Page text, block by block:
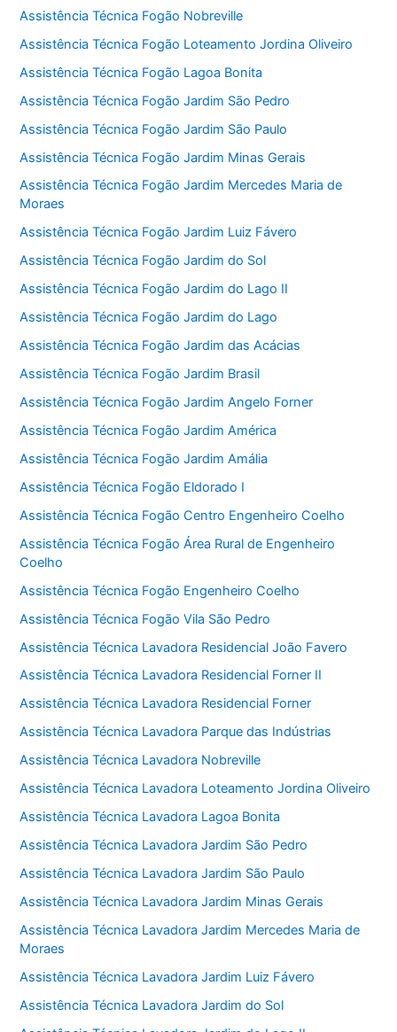
Assistência Técnica Fogão Nobreville
Assistência Técnica Fogão Loteamento Jordina Oliveiro
Assistência Técnica Fogão Lagoa Bonita
Assistência Técnica Fogão Jardim São Pedro
Assistência Técnica Fogão Jardim São Paulo
Assistência Técnica Fogão Jardim Minas Gerais
Assistência Técnica Fogão Jardim Mercedes Maria de
Moraes
Assistência Técnica Fogão Jardim Luiz Fávero
Assistência Técnica Fogão Jardim do Sol
Assistência Técnica Fogão Jardim do Lago II
Assistência Técnica Fogão Jardim do Lago
Assistência Técnica Fogão Jardim das Acácias
Assistência Técnica Fogão Jardim Brasil
Assistência Técnica Fogão Jardim Angelo Forner
Assistência Técnica Fogão Jardim América
Assistência Técnica Fogão Jardim Amália
Assistência Técnica Fogão Eldorado I
Assistência Técnica Fogão Centro Engenheiro Coelho
Assistência Técnica Fogão Área Rural de Engenheiro
Coelho
Assistência Técnica Fogão Engenheiro Coelho
Assistência Técnica Fogão Vila São Pedro
Assistência Técnica Lavadora Residencial João Favero
Assistência Técnica Lavadora Residencial Forner II
Assistência Técnica Lavadora Residencial Forner
Assistência Técnica Lavadora Parque das Indústrias
Assistência Técnica Lavadora Nobreville
Assistência Técnica Lavadora Loteamento Jordina Oliveiro
Assistência Técnica Lavadora Lagoa Bonita
Assistência Técnica Lavadora Jardim São Pedro
Assistência Técnica Lavadora Jardim São Paulo
Assistência Técnica Lavadora Jardim Minas Gerais
Assistência Técnica Lavadora Jardim Mercedes Maria de
Moraes
Assistência Técnica Lavadora Jardim Luiz Fávero
Assistência Técnica Lavadora Jardim do Sol